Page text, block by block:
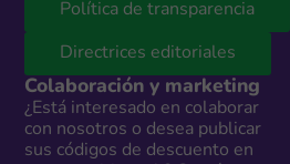
Política de transparencia
Directrices editoriales
Colaboración y marketing
¿Está interesado en colaborar
con nosotros o desea publicar
sus códigos de descuento en